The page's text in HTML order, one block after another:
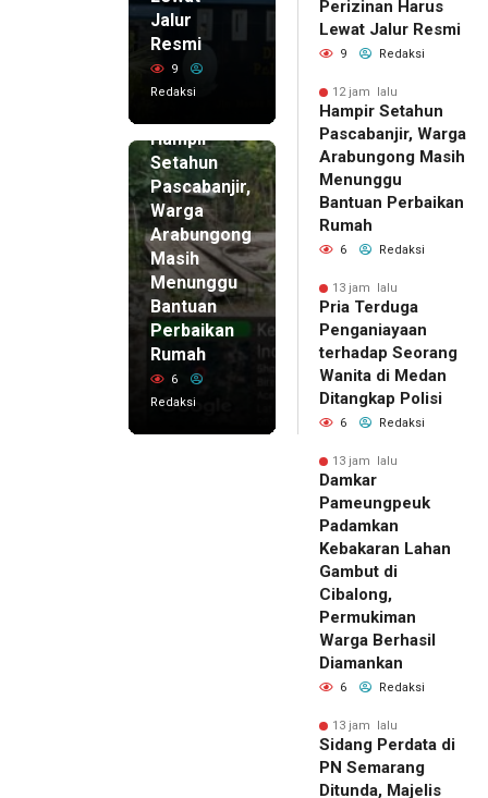
Jalur
Resmi
9
Redaksi
Hampir
Setahun
Pascabanjir,
Warga
Arabungong
Masih
Menunggu
Bantuan
Perbaikan
Rumah
6
Redaksi
Perizinan Harus
Lewat Jalur Resmi
9 Redaksi
12 jam lalu
Hampir Setahun
Pascabanjir, Warga
Arabungong Masih
Menunggu
Bantuan Perbaikan
Rumah
6 Redaksi
13 jam lalu
Pria Terduga
Penganiayaan
terhadap Seorang
Wanita di Medan
Ditangkap Polisi
6 Redaksi
13 jam lalu
Damkar
Pameungpeuk
Padamkan
Kebakaran Lahan
Gambut di
Cibalong,
Permukiman
Warga Berhasil
Diamankan
6 Redaksi
13 jam lalu
Sidang Perdata di
PN Semarang
Ditunda, Majelis